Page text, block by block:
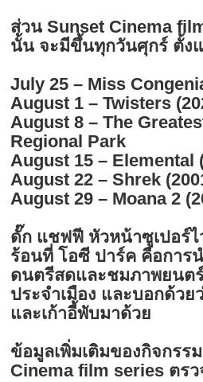
ส่วน Sunset Cinema
นั้น จะมีขึ้นทุกวันศุกร์ ตั้ง
July 25 – Miss
August 1 – Twisters
August 8 – The
Regional Park
August 15 – Elemental
August 22 – Shrek
August 29 – Moana 2
ดั๊ก แชฟฟี หัวหน้าซูเปอร์ไ
ร้อนที่ โอซี ปาร์ค คือกา
ดนตรีสดและชมภาพยนต
ประจำเมือง และบอกด้วย
และเก้าอี้พับมาด้วย
ข้อมูลเพิ่มเติมของกิจกรร
Cinema film series ตร